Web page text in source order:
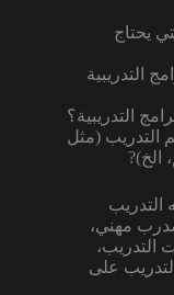
يحتاج
التدريبية
التدريبية؟
التدريب (مثل
الخ)?
التدريب
مهني،
التدريب،
على